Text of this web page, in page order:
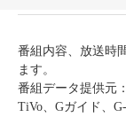
番組内容、放送時
ます。
番組データ提供元
TiVo、Gガイド、